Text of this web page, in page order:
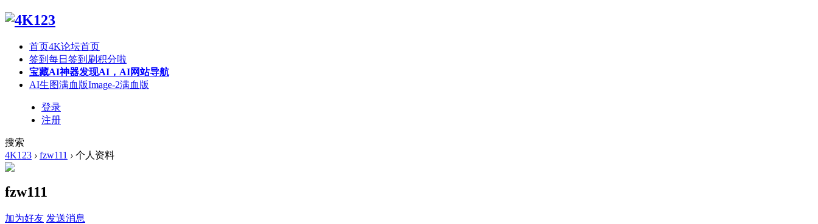
首页4K论坛首页
签到 每日签到刷积分啦
宝藏AI神器发现AI，AI网站导航
AI生图满血版Image-2满血版
登录
注册
搜索
4K123 › fzw111 › 个人资料
fzw111
加为好友 发送消息